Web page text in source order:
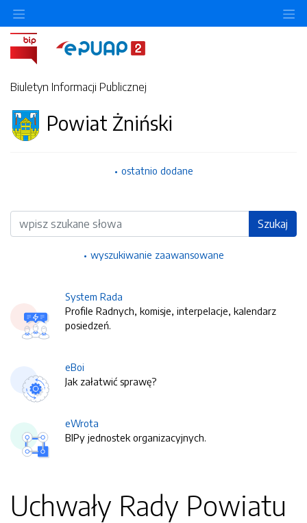
Biuletyn Informacji Publicznej
Powiat Żniński
ostatnio dodane
Wyszukiwarka Szukaj
wyszukiwanie zaawansowane
System Rada
Profile Radnych, komisje, interpelacje, kalendarz
posiedzeń.
eBoi
Jak załatwić sprawę?
eWrota
BIPy jednostek organizacyjnych.
Uchwały Rady Powiatu